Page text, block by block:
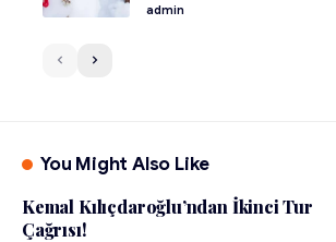
admin
You Might Also Like
Kemal Kılıçdaroğlu’ndan İkinci Tur
Çağrısı!